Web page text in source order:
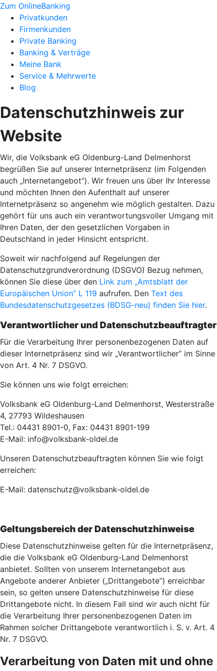
Zum OnlineBanking
Privatkunden
Firmenkunden
Private Banking
Banking & Verträge
Meine Bank
Service & Mehrwerte
Blog
Datenschutzhinweis zur
Website
Wir, die Volksbank eG Oldenburg-Land Delmenhorst
begrüßen Sie auf unserer Internetpräsenz (im Folgenden
auch „Internetangebot”). Wir freuen uns über Ihr Interesse
und möchten Ihnen den Aufenthalt auf unserer
Internetpräsenz so angenehm wie möglich gestalten. Dazu
gehört für uns auch ein verantwortungsvoller Umgang mit
Ihren Daten, der den gesetzlichen Vorgaben in
Deutschland in jeder Hinsicht entspricht.
Soweit wir nachfolgend auf Regelungen der
Datenschutzgrundverordnung (DSGVO) Bezug nehmen,
können Sie diese über den Link zum „Amtsblatt der
Europäischen Union” L 119 aufrufen. Den Text des
Bundesdatenschutzgesetzes (BDSG-neu) finden Sie hier.
Verantwortlicher und Datenschutzbeauftragter
Für die Verarbeitung Ihrer personenbezogenen Daten auf
dieser Internetpräsenz sind wir „Verantwortlicher” im Sinne
von Art. 4 Nr. 7 DSGVO.
Sie können uns wie folgt erreichen:
Volksbank eG Oldenburg-Land Delmenhorst, Westerstraße
4, 27793 Wildeshausen
Tel.: 04431 8901-0, Fax: 04431 8901-199
E-Mail: info@volksbank-oldel.de
Unseren Datenschutzbeauftragten können Sie wie folgt
erreichen:
E-Mail: datenschutz@volksbank-oldel.de
Geltungsbereich der Datenschutzhinweise
Diese Datenschutzhinweise gelten für die Internetpräsenz,
die die Volksbank eG Oldenburg-Land Delmenhorst
anbietet. Sollten von unserem Internetangebot aus
Angebote anderer Anbieter („Drittangebote”) erreichbar
sein, so gelten unsere Datenschutzhinweise für diese
Drittangebote nicht. In diesem Fall sind wir auch nicht für
die Verarbeitung Ihrer personenbezogenen Daten im
Rahmen solcher Drittangebote verantwortlich i. S. v. Art. 4
Nr. 7 DSGVO.
Verarbeitung von Daten mit und ohne